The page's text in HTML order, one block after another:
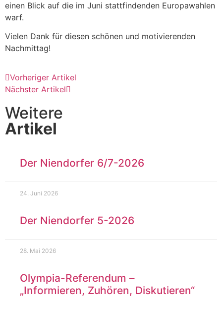
einen Blick auf die im Juni stattfindenden Europawahlen
warf.
Vielen Dank für diesen schönen und motivierenden
Nachmittag!
Vorheriger Artikel
Nächster Artikel
Weitere
Artikel
Der Niendorfer 6/7-2026
24. Juni 2026
Der Niendorfer 5-2026
28. Mai 2026
Olympia-Referendum –
„Informieren, Zuhören, Diskutieren“